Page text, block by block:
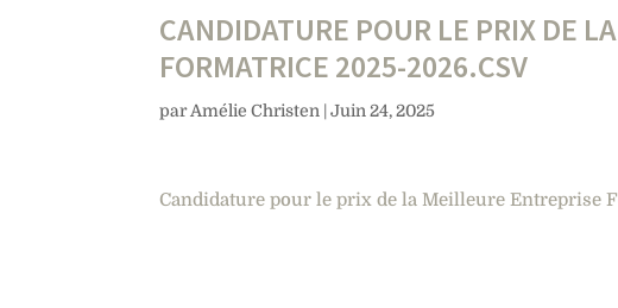
CANDIDATURE POUR LE PRIX DE
FORMATRICE 2025-2026.CSV
parAmélie Christen |Juin 24, 2025
Candidature pour le prix de la Meilleure Entreprise